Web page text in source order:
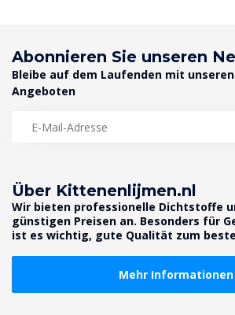
Über Kittenenlijmen.nl
Wir bieten professionelle Dichtstoffe
günstigen Preisen an. Besonders für
ist es wichtig, gute Qualität zum
Mehr Informationen
Abonnieren Sie unseren
Bleibe auf dem Laufenden mit
Angeboten